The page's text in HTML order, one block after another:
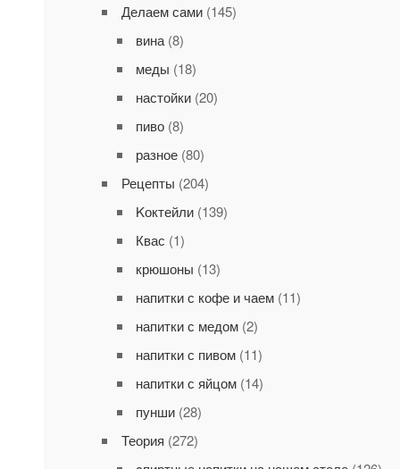
Делаем сами(145)
вина(8)
меды (18)
настойки(20)
пиво(8)
разное(80)
Рецепты (204)
Kоктейли(139)
Квас (1)
крюшоны (13)
напитки с кофе и чаем(11)
напитки с медом(2)
напитки с пивом(11)
напитки с яйцом(14)
пунши(28)
Теория (272)